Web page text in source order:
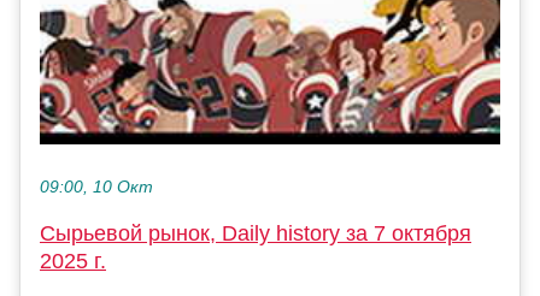
09:00, 10 Окт
Сырьевой рынок, Daily history за 7 октября
2025 г.